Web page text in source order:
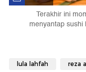
Terakhir ini
menyantap
lula lahfah reza